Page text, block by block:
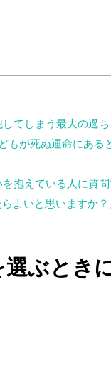
てしまう最大の過ち
もが死ぬ運命にあ
抱えている人に質
よいと思いますか？
選ぶとき